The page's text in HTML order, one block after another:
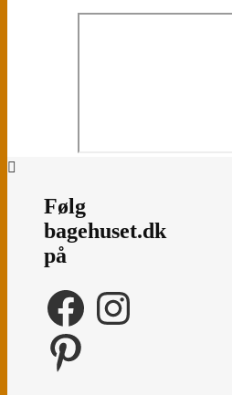
Følg
bagehuset.dk
på
FacebookInstagram
Pinterest